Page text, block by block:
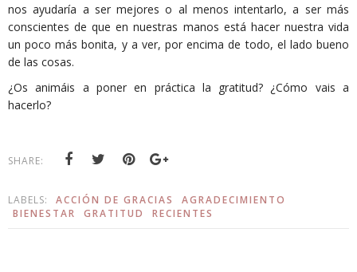
nos ayudaría a ser mejores o al menos intentarlo, a ser más
conscientes de que en nuestras manos está hacer nuestra vida
un poco más bonita, y a ver, por encima de todo, el lado bueno
de las cosas.
¿Os animáis a poner en práctica la gratitud? ¿Cómo vais a
hacerlo?
SHARE:
LABELS: ACCIÓN DE GRACIAS
AGRADECIMIENTO
BIENESTAR
GRATITUD RECIENTES